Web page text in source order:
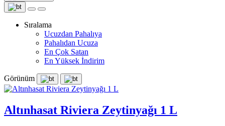
Sıralama
Ucuzdan Pahalıya
Pahalıdan Ucuza
En Çok Satan
En Yüksek İndirim
Görünüm
Altınhasat Riviera Zeytinyağı 1 L